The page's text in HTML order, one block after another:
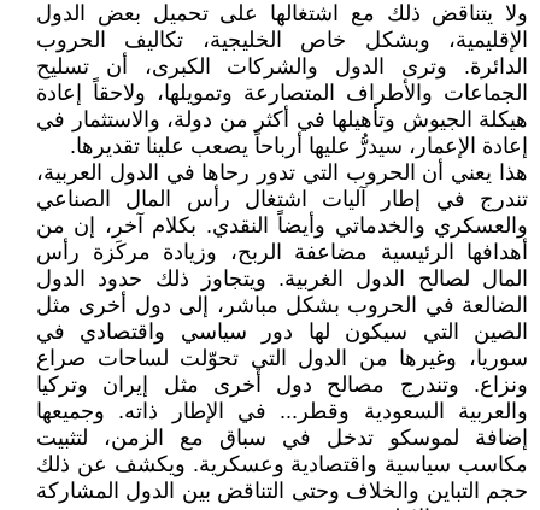
ولا يتناقض ذلك مع اشتغالها على تحميل بعض الدول
الإقليمية، وبشكل خاص الخليجية، تكاليف الحروب
الدائرة. وترى الدول والشركات الكبرى، أن تسليح
الجماعات والأطراف المتصارعة وتمويلها، ولاحقاً إعادة
هيكلة الجيوش وتأهيلها في أكثر من دولة، والاستثمار في
إعادة الإعمار، سيدرُّ عليها أرباحاً يصعب علينا تقديرها.
هذا يعني أن الحروب التي تدور رحاها في الدول العربية،
تندرج في إطار آليات اشتغال رأس المال الصناعي
والعسكري والخدماتي وأيضاً النقدي. بكلام آخر، إن من
أهدافها الرئيسية مضاعفة الربح، وزيادة مركَزة رأس
المال لصالح الدول الغربية. ويتجاوز ذلك حدود الدول
الضالعة في الحروب بشكل مباشر، إلى دول أخرى مثل
الصين التي سيكون لها دور سياسي واقتصادي في
سوريا، وغيرها من الدول التي تحوّلت لساحات صراع
ونزاع. وتندرج مصالح دول أخرى مثل إيران وتركيا
والعربية السعودية وقطر... في الإطار ذاته. وجميعها
إضافة لموسكو تدخل في سباق مع الزمن، لتثبيت
مكاسب سياسية واقتصادية وعسكرية. ويكشف عن ذلك
حجم التباين والخلاف وحتى التناقض بين الدول المشاركة